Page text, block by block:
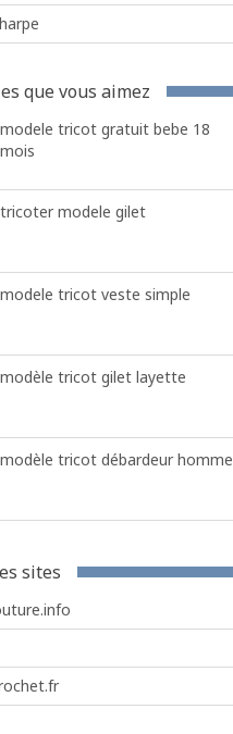
que vous aimez
modele tricot gratuit bebe 18
mois
tricoter modele gilet
modele tricot veste simple
modèle tricot gilet layette
modèle tricot débardeur homme
sites